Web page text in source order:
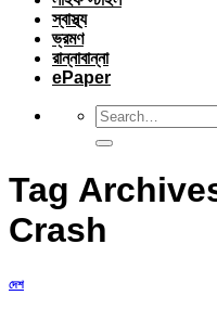
স্বাস্থ্য
ভ্রমণ
রান্নাবান্না
ePaper
Tag
Crash
দেশ